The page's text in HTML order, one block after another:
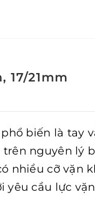
17/21mm
biến là tay
nguyên lý
nhiều cỡ vặn
yêu cầu lực